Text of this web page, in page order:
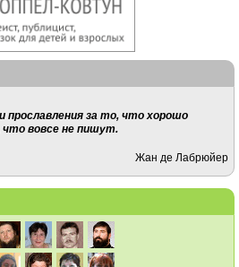
прославления за то, что хорошо
вовсе не пишут.
Жан де Лабрюйер